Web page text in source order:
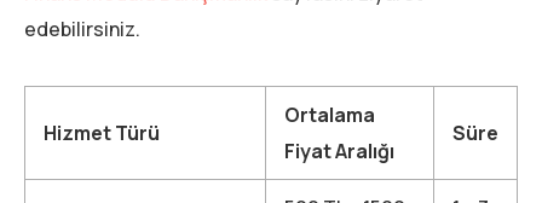
edebilirsiniz.
Hizmet Türü
Ortalama
Fiyat Aralığı
Süre